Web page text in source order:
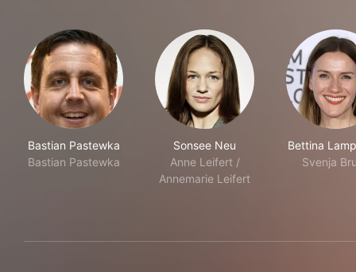
Bastian Pastewka
Bastian Pastewka
Sonsee Neu
Anne Leifert /
Annemarie Leifert
Bettina
Svenja